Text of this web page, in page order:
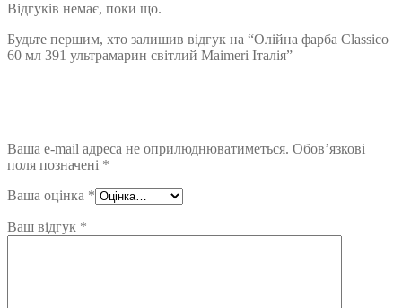
Відгуків немає, поки що.
Будьте першим, хто залишив відгук на “Олійна фарба Classico
60 мл 391 ультрамарин світлий Maimeri Італія”
Ваша e-mail адреса не оприлюднюватиметься. Обов’язкові
поля позначені *
Ваша оцінка *
Ваш відгук *